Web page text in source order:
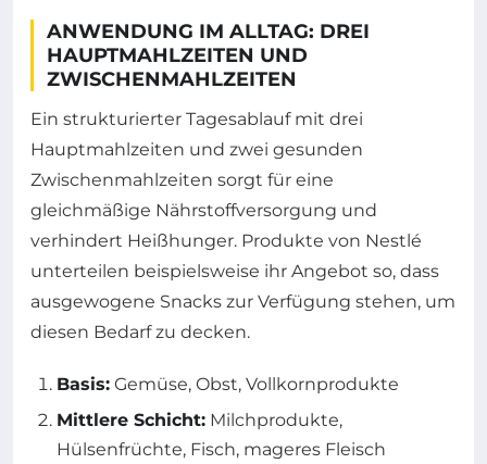
ANWENDUNG IM ALLTAG: DREI
HAUPTMAHLZEITEN UND
ZWISCHENMAHLZEITEN
Ein strukturierter Tagesablauf mit drei
Hauptmahlzeiten und zwei gesunden
Zwischenmahlzeiten sorgt für eine
gleichmäßige Nährstoffversorgung und
verhindert Heißhunger. Produkte von Nestlé
unterteilen beispielsweise ihr Angebot so, dass
ausgewogene Snacks zur Verfügung stehen, um
diesen Bedarf zu decken.
Basis: Gemüse, Obst, Vollkornprodukte
Mittlere Schicht: Milchprodukte,
Hülsenfrüchte, Fisch, mageres Fleisch